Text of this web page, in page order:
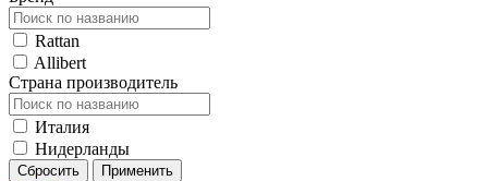
Rattan
Allibert
Страна производитель
Италия
Нидерланды